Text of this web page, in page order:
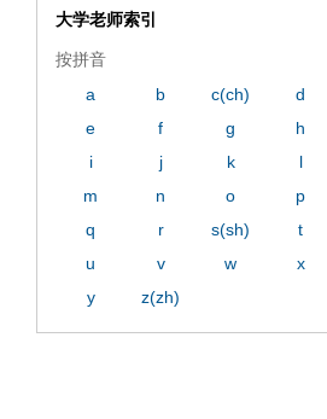
大学老师索引
按拼音
a
b c(ch)
d
e
f g
h
i
j k
l
m
n o
p
q
r s(sh)
t
u
v w
x
y
z(zh)